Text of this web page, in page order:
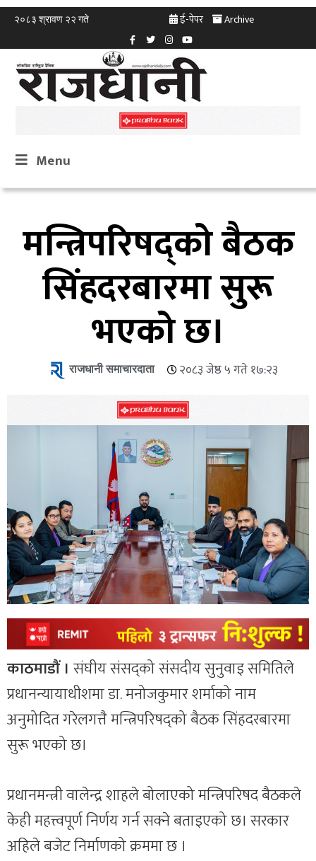
२०८३ श्रावण २२ गते ई-पेपर Archive
Menu
मन्त्रिपरिषद्को बैठक
सिंहदरबारमा सुरू
भएको छ।
राजधानी समाचारदाता २०८३ जेष्ठ ५ गते १७:२३
काठमाडौं । संघीय संसद्को संसदीय सुनुवाइ समितिले
प्रधानन्यायाधीशमा डा. मनोजकुमार शर्माको नाम
अनुमोदित गरेलगत्तै मन्त्रिपरिषद्को बैठक सिंहदरबारमा
सुरू भएको छ।
प्रधानमन्त्री वालेन्द्र शाहले बोलाएको मन्त्रिपरिषद बैठकले
केही महत्त्वपूर्ण निर्णय गर्न सक्ने बताइएको छ। सरकार
अहिले बजेट निर्माणको क्रममा छ ।